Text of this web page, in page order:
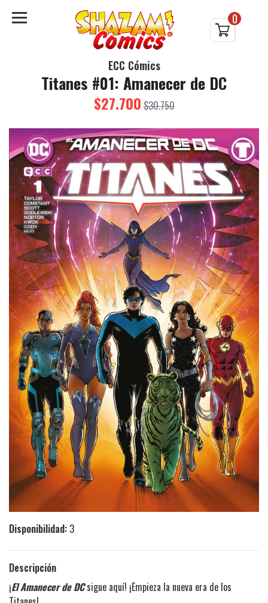
0
ECC Cómics
Titanes #01: Amanecer de DC
$27.700$30.750
Disponibilidad: 3
Descripción
¡El Amanecer de DCsigue aquí! ¡Empieza la nueva era de los